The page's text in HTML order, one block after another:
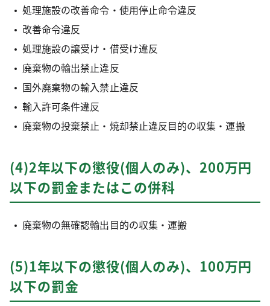
処理施設の改善命令・使用停止命令違反
改善命令違反
処理施設の譲受け・借受け違反
廃棄物の輸出禁止違反
国外廃棄物の輸入禁止違反
輸入許可条件違反
廃棄物の投棄禁止・焼却禁止違反目的の収集・運搬
(4)2年以下の懲役(個人のみ)、200万円
以下の罰金またはこの併科
廃棄物の無確認輸出目的の収集・運搬
(5)1年以下の懲役(個人のみ)、100万円
以下の罰金